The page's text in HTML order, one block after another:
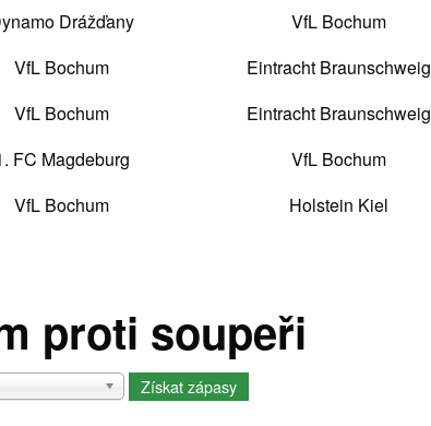
Drážďany VfL Bochum
VfL Bochum Eintracht Braunschweig
VfL Bochum Eintracht Braunschweig
FC Magdeburg VfL Bochum
VfL Bochum Holstein Kiel
proti soupeři